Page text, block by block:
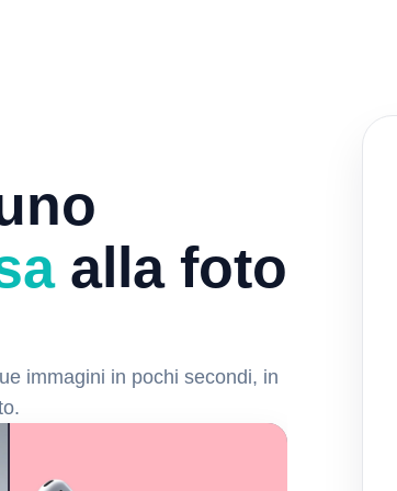
alla foto
immagini in pochi secondi, in